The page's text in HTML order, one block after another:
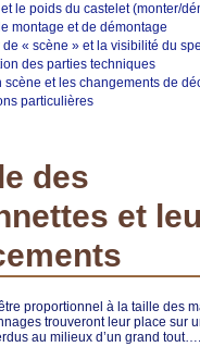
le poids du castelet (monter/
montage et de démontage
de « scène » et la visibilité du
des parties techniques
scène et les changements de
particulières
des
et
proportionnel à la taille des
trouveront leur place sur
au milieux d’un grand tout….